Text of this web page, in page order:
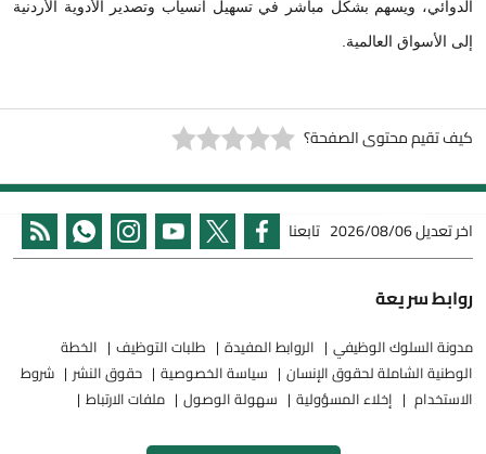
الدوائي، ويسهم بشكل مباشر في تسهيل انسياب وتصدير الأدوية الأردنية
إلى الأسواق العالمية.
كيف تقيم محتوى الصفحة؟
اخر تعديل2026/08/06 تابعنا
روابط سريعة
مدونة السلوك الوظيفي الروابط المفيدة طلبات التوظيف
الخطة
الوطنية الشاملة لحقوق الإنسان
سياسة الخصوصية حقوق النشر
شروط
الاستخدام
إخلاء المسؤولية سهولة الوصول ملفات الارتباط